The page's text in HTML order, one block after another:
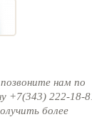
нам по
+7(343) 222-18-
более